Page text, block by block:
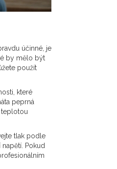
účinné, je
by mělo být
použít
které
peprná
teplotou
tlak podle
Pokud